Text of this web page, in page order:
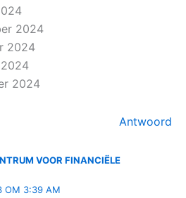
2024
2024
2024
Antwoord
VOOR FINANCIËLE
OM 3:39 AM